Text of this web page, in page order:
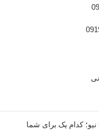
ساعت کار فروشگاه
۲۰۱۸ یا مزدا نیو؛ کدام یک برای شما